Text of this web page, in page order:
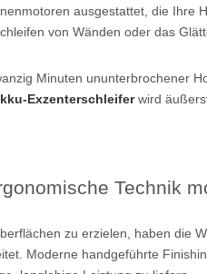
ausgestattet, die Ihre
von Wänden oder das
Minuten ununterbrochener
Exzenterschleiferwird
Technik
zu erzielen, haben die
Moderne handgeführte